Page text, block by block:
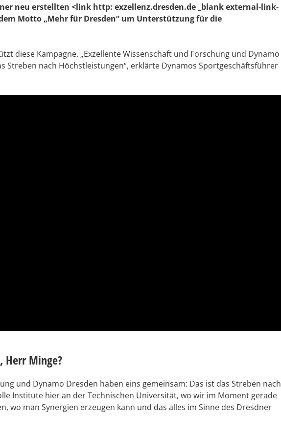
neu erstellten <link http: exzellenz.dresden.de _blank external-link-
Motto „Mehr für Dresden“ um Unterstützung für die
diese Kampagne. „Exzellente Wissenschaft und Forschung und Dynamo
Streben nach Höchstleistungen“, erklärte Dynamos Sportgeschäftsführer
Herr Minge?
und Dynamo Dresden haben eins gemeinsam: Das ist das Streben nach
Institute hier an der Technischen Universität, wo wir im Moment gerade
wo man Synergien erzeugen kann und das alles im Sinne des Dresdner